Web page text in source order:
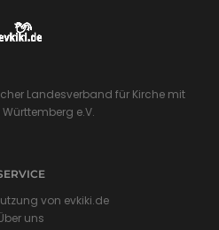
Landesverband für Kirche mit
e.V.
von evkiki.de
uns